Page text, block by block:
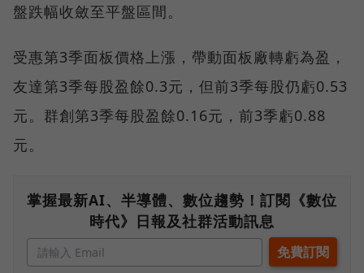
盤跌幅收斂至平盤區間。
受惠第3季面板價格上漲，帶動面板廠轉虧為盈，
友達第3季每股盈餘0.3元，但前3季每股仍虧0.53
元。群創第3季每股盈餘0.16元，前3季虧0.88
元。
掌握最新AI、半導體、數位趨勢！訂閱《數位
時代》日報及社群活動訊息